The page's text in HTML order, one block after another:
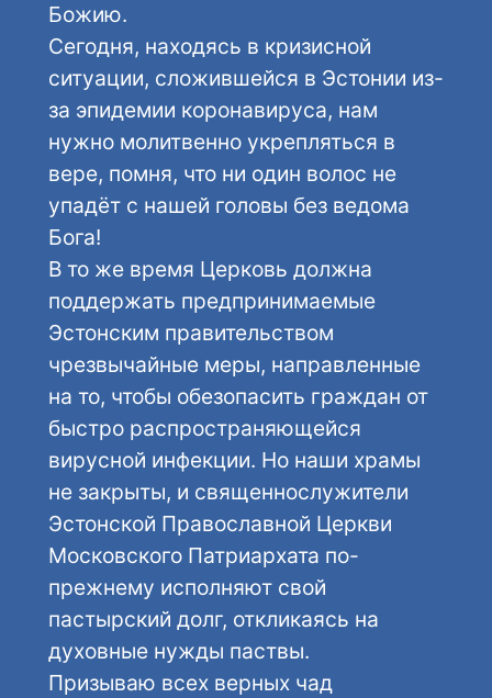
Божию.
Сегодня, находясь в кризисной
ситуации, сложившейся в Эстонии из-
за эпидемии коронавируса, нам
нужно молитвенно укрепляться в
вере, помня, что ни один волос не
упадёт с нашей головы без ведома
Бога!
В то же время Церковь должна
поддержать предпринимаемые
Эстонским правительством
чрезвычайные меры, направленные
на то, чтобы обезопасить граждан от
быстро распространяющейся
вирусной инфекции. Но наши храмы
не закрыты, и священнослужители
Эстонской Православной Церкви
Московского Патриархата по-
прежнему исполняют свой
пастырский долг, откликаясь на
духовные нужды паствы.
Призываю всех верных чад